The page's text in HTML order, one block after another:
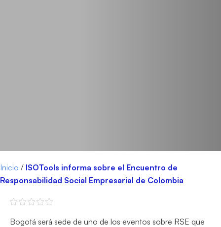
Inicio / ISOTools informa sobre el Encuentro de
Responsabilidad Social Empresarial de Colombia
Bogotá será sede de uno de los eventos sobre RSE que